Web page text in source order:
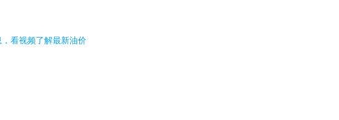
看视频了解最新油价